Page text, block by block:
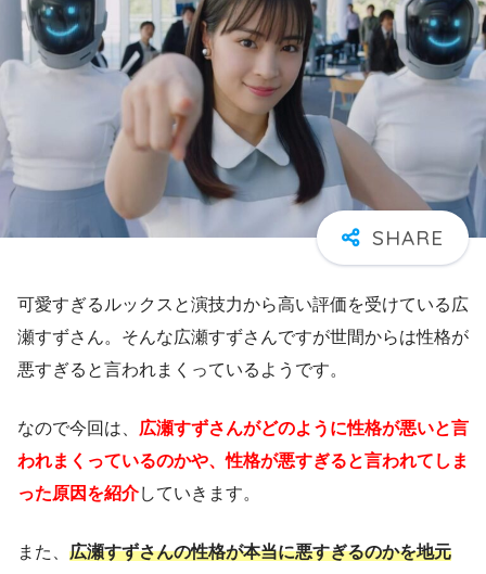
可愛すぎるルックスと演技力から高い評価を受けている広
瀬すずさん。そんな広瀬すずさんですが世間からは性格が
悪すぎると言われまくっているようです。
なので今回は、 広瀬すずさんがどのように性格が悪いと言
われまくっているのかや、性格が悪すぎると言われてしま
った原因を紹介していきます。
また、 広瀬すずさんの性格が本当に悪すぎるのかを地元